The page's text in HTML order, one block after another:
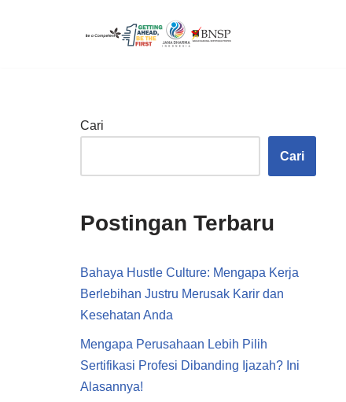
Cari
Cari
Postingan Terbaru
Bahaya Hustle Culture: Mengapa Kerja
Berlebihan Justru Merusak Karir dan
Kesehatan Anda
Mengapa Perusahaan Lebih Pilih
Sertifikasi Profesi Dibanding Ijazah? Ini
Alasannya!